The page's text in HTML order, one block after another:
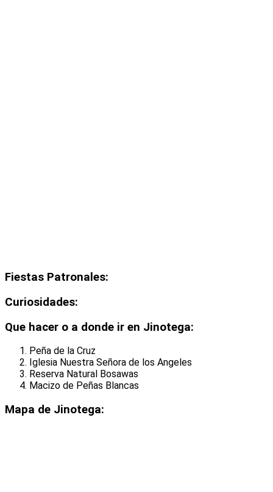
Fiestas Patronales:
Curiosidades:
Que hacer o a donde ir en Jinotega:
Peña de la Cruz
Iglesia Nuestra Señora de los Angeles
Reserva Natural Bosawas
Macizo de Peñas Blancas
Mapa de Jinotega: